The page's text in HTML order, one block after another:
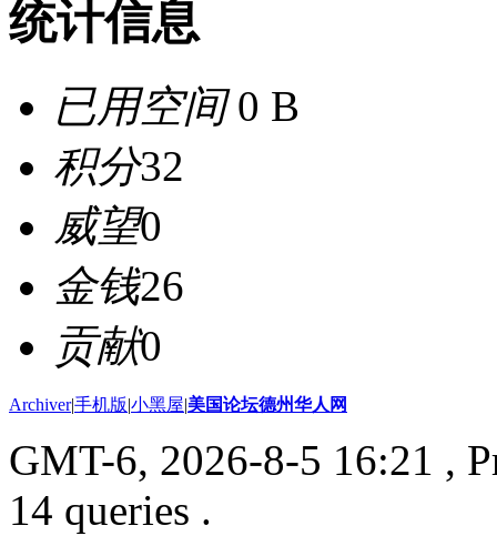
统计信息
已用空间0 B
积分32
威望0
金钱26
贡献0
Archiver|手机版|小黑屋|美国论坛德州华人网
GMT-6, 2026-8-5 16:21 ,
14 queries .